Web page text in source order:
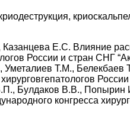
Е.С. Влияние
России и стран СНГ
Т.М., Белекбаев
Булдаков В.В., Попырин
конгресса